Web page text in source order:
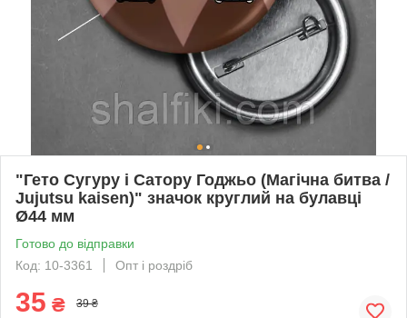
"Гето Сугуру і Сатору Годжьо (Магічна битва /
Jujutsu kaisen)" значок круглий на булавці
Ø44 мм
Готово до відправки
Код: 10-3361
Опт і роздріб
35 ₴ 39 ₴